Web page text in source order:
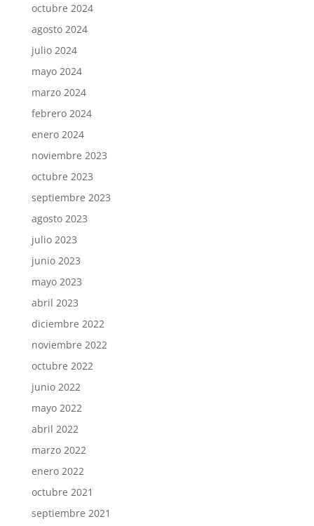
octubre 2024
agosto 2024
julio 2024
mayo 2024
marzo 2024
febrero 2024
enero 2024
noviembre 2023
octubre 2023
septiembre 2023
agosto 2023
julio 2023
junio 2023
mayo 2023
abril 2023
diciembre 2022
noviembre 2022
octubre 2022
junio 2022
mayo 2022
abril 2022
marzo 2022
enero 2022
octubre 2021
septiembre 2021